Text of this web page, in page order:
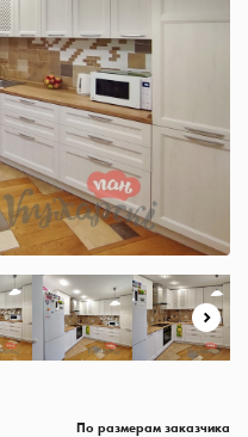
По размерам заказчика